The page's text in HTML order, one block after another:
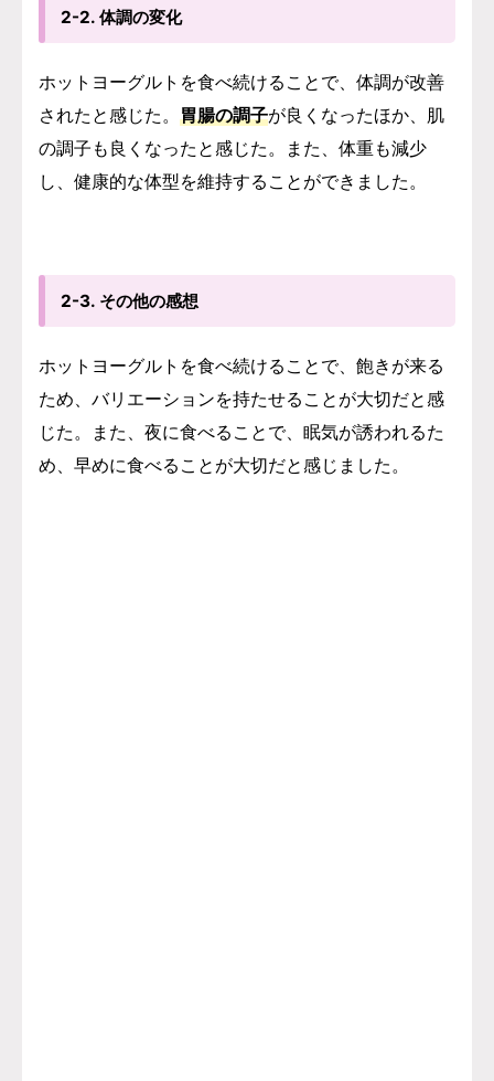
2-2. 体調の変化
ホットヨーグルトを食べ続けることで、体調が改善
されたと感じた。 胃腸の調子が良くなったほか、肌
の調子も良くなったと感じた。また、体重も減少
し、健康的な体型を維持することができました。
2-3. その他の感想
ホットヨーグルトを食べ続けることで、飽きが来る
ため、バリエーションを持たせることが大切だと感
じた。また、夜に食べることで、眠気が誘われるた
め、早めに食べることが大切だと感じました。